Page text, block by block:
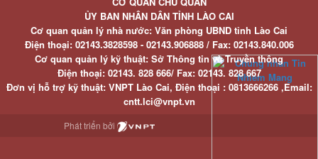
ỦY BAN NHÂN DÂN TỈNH LÀO CAI
Cơ quan quản lý nhà nước: Văn phòng UBND tỉnh Lào Cai
Điện thoại:02143.3828598 - 02143.906888 / Fax:02143.840.006
Cơ quan quản lý kỹ thuật: Sở Thông tin và Truyền thông
Điện thoại:02143. 828 666/ Fax:02143. 828 667
Đơn vị hỗ trợ kỹ thuật: VNPT Lào Cai, Điện thoại : 0813666266 ,Email:
cntt.lci@vnpt.vn
Phát triển bởi